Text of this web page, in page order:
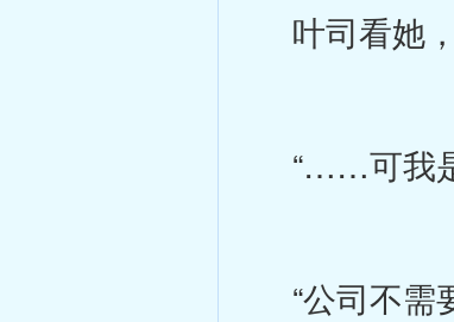
叶司看她，
“……可我是
“公司不需